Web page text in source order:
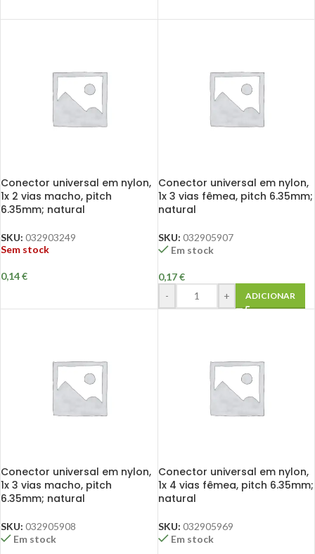
Conector universal em nylon,
1x 2 vias macho, pitch
6.35mm; natural
SKU: 032903249
Sem stock
0,14€
Conector universal em nylon,
1x 3 vias fêmea, pitch 6.35mm;
natural
SKU: 032905907
Em stock
0,17€
-
+ ADICIONAR
Conector universal em nylon,
1x 3 vias macho, pitch
6.35mm; natural
SKU: 032905908
Em stock
Conector universal em nylon,
1x 4 vias fêmea, pitch 6.35mm;
natural
SKU: 032905969
Em stock